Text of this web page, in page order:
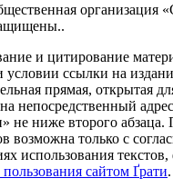
организация
и цитирование
ссылки на
прямая, открытая
непосредственный
не ниже второго абзаца.
возможна только с
использования текстов,
сайтом Ґрати.